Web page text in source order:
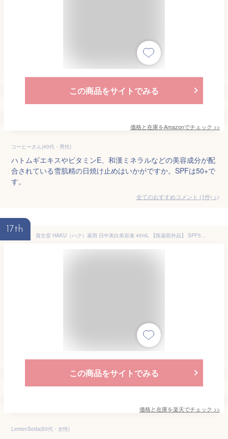
この商品をサイトでみる
価格と在庫をAmazonでチェック >>
コーヒーさん(40代・男性)
ハトムギエキスやビタミンE、和漢ミネラルなどの美容成分が配
合されている雪肌精の日焼け止めはいかがですか。SPFは50+で
す。
全てのおすすめコメント (1件) >
17th
資生堂 HAKU（ハク）薬用 日中美白美容液 45mL 【医薬部外品】 SPF50+/PA++++ 日焼け止め 4909978188276
この商品をサイトでみる
価格と在庫を楽天でチェック >>
LemonSoda(50代・女性)